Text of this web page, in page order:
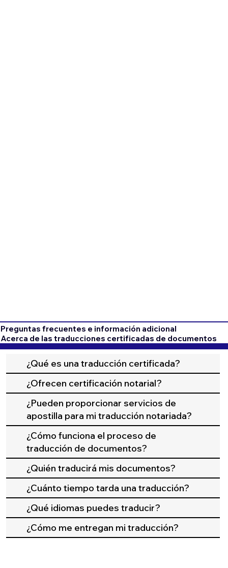
Preguntas frecuentes e información adicional
Acerca de las traducciones certificadas de documentos
¿Qué es una traducción certificada?
¿Ofrecen certificación notarial?
¿Pueden proporcionar servicios de
apostilla para mi traducción notariada?
¿Cómo funciona el proceso de
traducción de documentos?
¿Quién traducirá mis documentos?
¿Cuánto tiempo tarda una traducción?
¿Qué idiomas puedes traducir?
¿Cómo me entregan mi traducción?